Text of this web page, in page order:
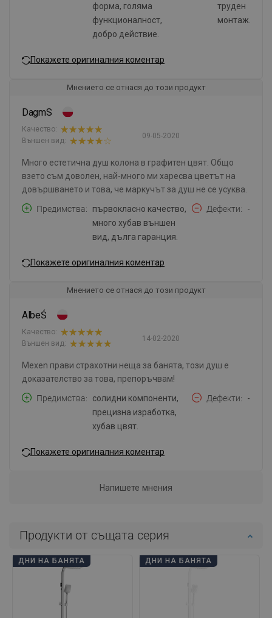
форма, голяма
функционалност,
добро действие.
труден
монтаж.
Покажете оригиналния коментар
Мнението се отнася до този продукт
DagmS
09-05-2020
Качество:
Външен вид:
Много естетична душ колона в графитен цвят. Общо
взето съм доволен, най-много ми харесва цветът на
довършването и това, че маркучът за душ не се усуква.
Предимства
първокласно качество,
много хубав външен
вид, дълга гаранция.
Дефекти -
Покажете оригиналния коментар
Мнението се отнася до този продукт
AlbeŚ
14-02-2020
Качество:
Външен вид:
Mexen прави страхотни неща за банята, този душ е
доказателство за това, препоръчвам!
Предимства
солидни компоненти,
прецизна изработка,
хубав цвят.
Дефекти -
Покажете оригиналния коментар
Напишете мнения
Продукти от същата серия
ДНИ НА БАНЯТА ДНИ НА БАНЯТА